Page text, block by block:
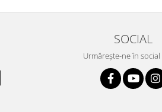
SOCIAL
Urmărește-ne în